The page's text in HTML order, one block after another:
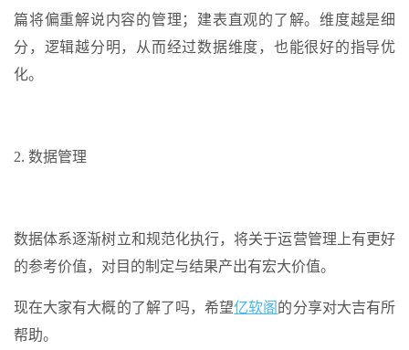
篇将偏重解说内容的管理；建表直观的了解。维度越是细
分，逻辑越分明，从而经过数据维度，也能很好的指导优
化。
2. 数据管理
数据体系逐渐树立和规范化执行，将关于运营管理上有更好
的参考价值，对目的制定与结果产出有宏大价值。
现在大家有大概的了解了吗，希望亿软阁 的分享对大吉有所
帮助。